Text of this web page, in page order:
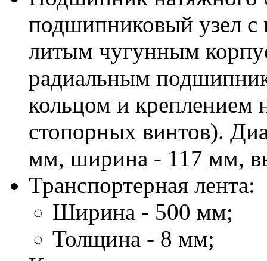
подшипниковый узел
литым чугунным
радиальным
кольцом и креплением
стопорных винтов).
мм, ширина - 117 мм,
Транспортерная лента:
Ширина - 500 мм;
Толщина - 8 мм;